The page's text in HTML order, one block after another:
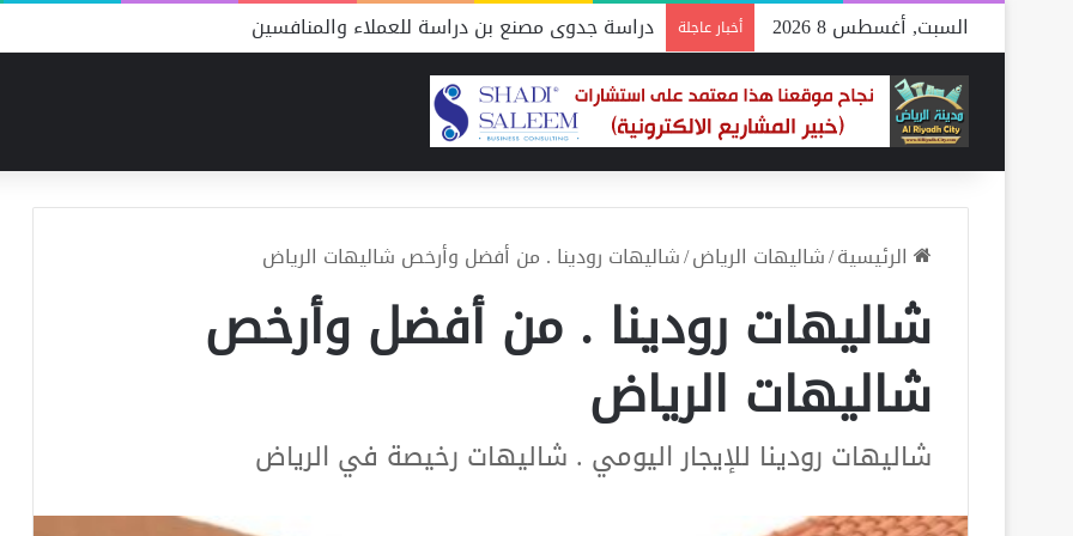
السبت, أغسطس 8 2026 أخبار عاجلة دراسة جدوى مصنع بن دراسة للعملاء والمنافسين
الرئيسية/شاليهات الرياض/شاليهات رودينا . من أفضل وأرخص شاليهات الرياض
شاليهات رودينا . من أفضل وأرخص
شاليهات الرياض
شاليهات رودينا للإيجار اليومي . شاليهات رخيصة في الرياض